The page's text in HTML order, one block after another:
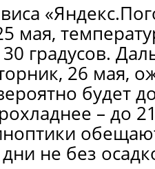
мая,
градусов.
26 мая,
будет
– до
не без